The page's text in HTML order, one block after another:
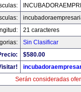
21 caracteres
Sin Clasificar
$580.00
Serán consideradas